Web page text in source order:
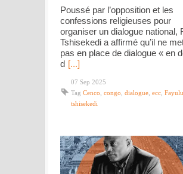
Poussé par l’opposition et les
confessions religieuses pour
organiser un dialogue national,
Tshisekedi a affirmé qu’il ne
pas en place de dialogue « en
d [...]
07 Sep 2025
Tag Cenco congo dialogue ecc Fayulu
tshisekedi